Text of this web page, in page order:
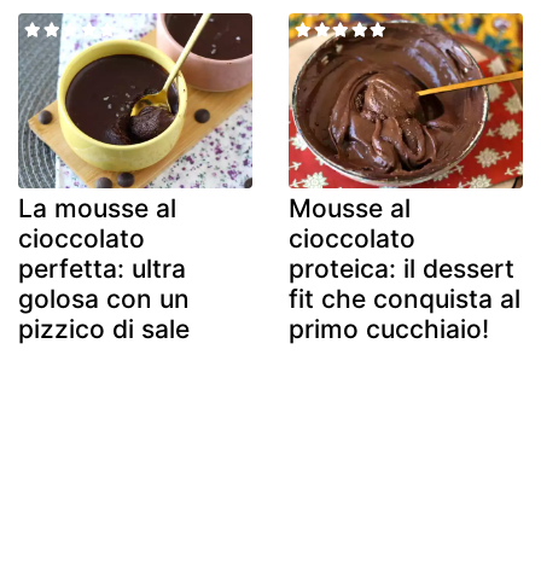
La mousse al
cioccolato
perfetta: ultra
golosa con un
pizzico di sale
Mousse al
cioccolato
proteica: il dessert
fit che conquista al
primo cucchiaio!